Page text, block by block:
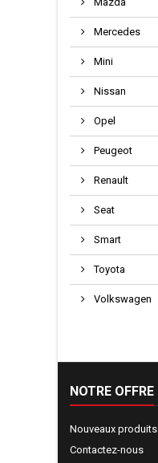
Mercedes
Mini
Nissan
Opel
Peugeot
Renault
Seat
Smart
Toyota
Volkswagen
NOTRE OFFRE
Nouveaux produits
Contactez-nous